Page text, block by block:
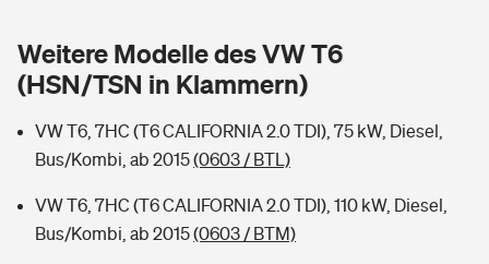
Hochwasser-Check: Wie gefährdet ist Ihr Haus?
Wer versichert was: Jetzt Versicherer finden
Sie haben Fragen?
Private Cyberversicherung
Musikinstrumentenversicherung
Zur Übersicht
Sie haben Fragen?
Rentenrechner: Wie viel Geld bekomme ich im Alter?
Weitere Modelle des VW T6
(HSN/TSN in Klammern)
VW T6, 7HC (T6 CALIFORNIA 2.0 TDI), 75 kW, Diesel,
Bus/Kombi, ab 2015(0603 / BTL)
VW T6, 7HC (T6 CALIFORNIA 2.0 TDI), 110 kW, Diesel,
Bus/Kombi, ab 2015(0603 / BTM)